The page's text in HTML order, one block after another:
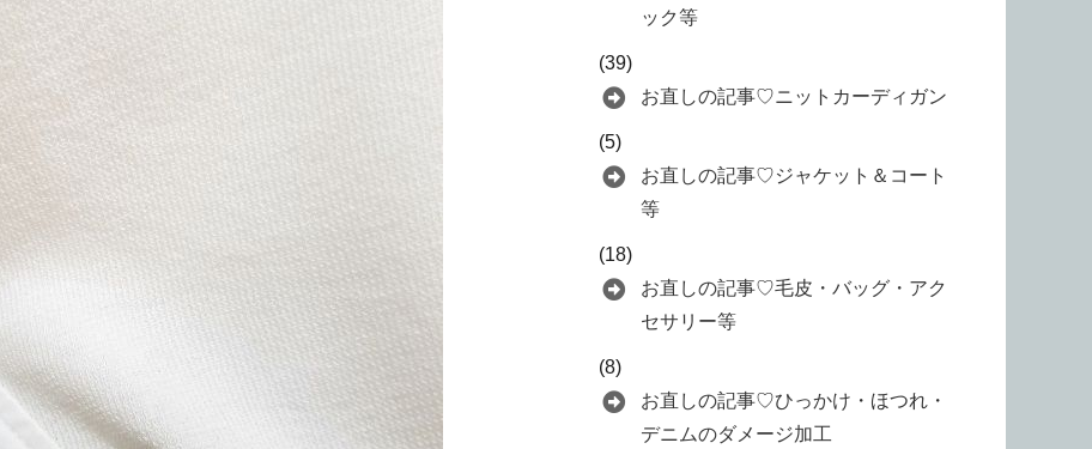
ック等
(39)
お直しの記事♡ニットカーディガン
(5)
お直しの記事♡ジャケット＆コート
等
(18)
お直しの記事♡毛皮・バッグ・アク
セサリー等
(8)
お直しの記事♡ひっかけ・ほつれ・
デニムのダメージ加工